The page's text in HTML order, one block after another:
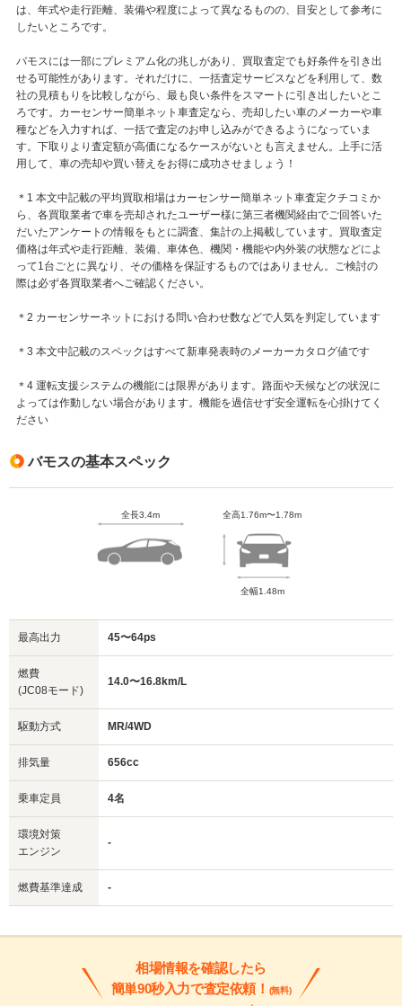
は、年式や走行距離、装備や程度によって異なるものの、目安として参考に
したいところです。
バモスには一部にプレミアム化の兆しがあり、買取査定でも好条件を引き出
せる可能性があります。それだけに、一括査定サービスなどを利用して、数
社の見積もりを比較しながら、最も良い条件をスマートに引き出したいとこ
ろです。カーセンサー簡単ネット車査定なら、売却したい車のメーカーや車
種などを入力すれば、一括で査定のお申し込みができるようになっていま
す。下取りより査定額が高価になるケースがないとも言えません。上手に活
用して、車の売却や買い替えをお得に成功させましょう！
＊1 本文中記載の平均買取相場はカーセンサー簡単ネット車査定クチコミか
ら、各買取業者で車を売却されたユーザー様に第三者機関経由でご回答いた
だいたアンケートの情報をもとに調査、集計の上掲載しています。買取査定
価格は年式や走行距離、装備、車体色、機関・機能や内外装の状態などによ
って1台ごとに異なり、その価格を保証するものではありません。ご検討の
際は必ず各買取業者へご確認ください。
＊2 カーセンサーネットにおける問い合わせ数などで人気を判定しています
＊3 本文中記載のスペックはすべて新車発表時のメーカーカタログ値です
＊4 運転支援システムの機能には限界があります。路面や天候などの状況に
よっては作動しない場合があります。機能を過信せず安全運転を心掛けてく
ださい
バモスの基本スペック
全長3.4m 全高1.76m〜1.78m
全幅1.48m
最高出力 45〜64ps
燃費
(JC08モード)
14.0〜16.8km/L
駆動方式 MR/4WD
排気量 656cc
乗車定員 4名
環境対策
エンジン
-
燃費基準達成 -
相場情報を確認したら
簡単90秒入力で査定依頼！ (無料)